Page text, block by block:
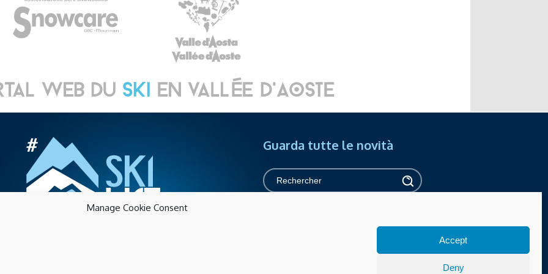
Manage Cookie Consent
Accept
Deny
Guarda tutte le novità